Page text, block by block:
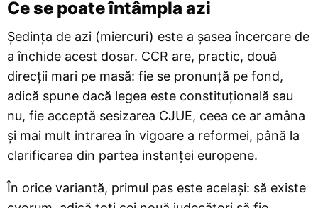
Ce se poate întâmpla azi
Ședința de azi (miercuri) este a șasea încercare de
a închide acest dosar. CCR are, practic, două
direcții mari pe masă: fie se pronunță pe fond,
adică spune dacă legea este constituțională sau
nu, fie acceptă sesizarea CJUE, ceea ce ar amâna
și mai mult intrarea în vigoare a reformei, până la
clarificarea din partea instanței europene.
În orice variantă, primul pas este același: să existe